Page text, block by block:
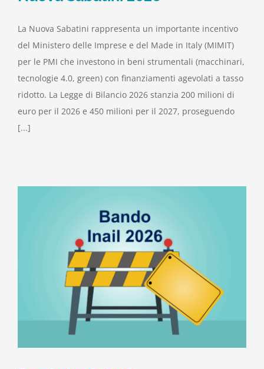
La Nuova Sabatini rappresenta un importante incentivo
del Ministero delle Imprese e del Made in Italy (MIMIT)
per le PMI che investono in beni strumentali (macchinari,
tecnologie 4.0, green) con finanziamenti agevolati a tasso
ridotto. La Legge di Bilancio 2026 stanzia 200 milioni di
euro per il 2026 e 450 milioni per il 2027, proseguendo
[...]